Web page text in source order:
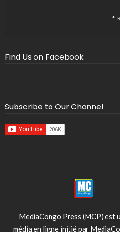
Find Us on Facebook
Subscribe to Our Channel
MediaCongo Press (MCP) est
média en ligne initié par